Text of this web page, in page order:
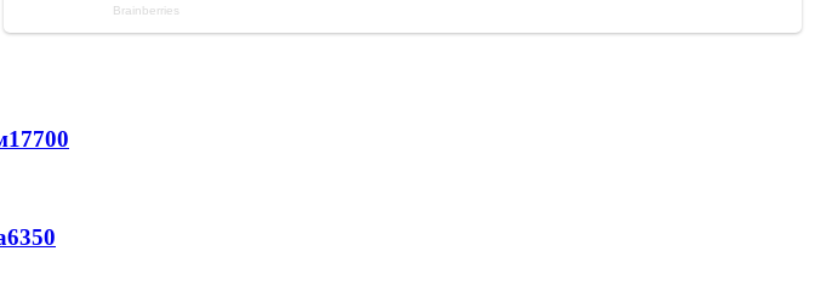
17700
6350